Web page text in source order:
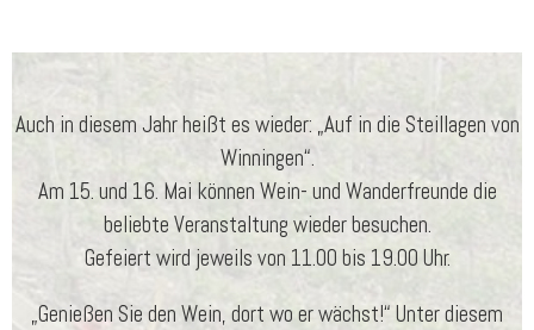
Auch in diesem Jahr heißt es wieder: „Auf in die Steillagen von
Winningen“.
Am 15. und 16. Mai können Wein- und Wanderfreunde die
beliebte Veranstaltung wieder besuchen.
Gefeiert wird jeweils von 11.00 bis 19.00 Uhr.
„Genießen Sie den Wein, dort wo er wächst!“ Unter diesem